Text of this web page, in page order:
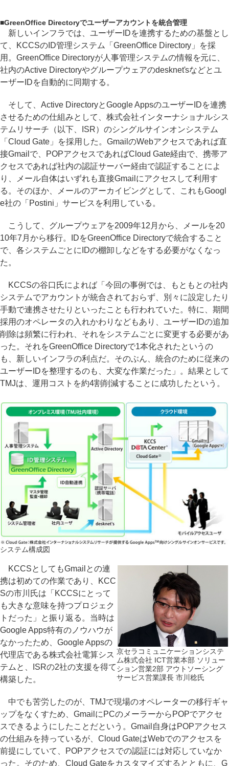
■GreenOffice Directoryでユーザーアカウントを統合管理
新しいインフラでは、ユーザーIDを連携するための基盤とし
て、KCCSのID管理システム「GreenOffice Directory」を採
用。GreenOffice Directoryが人事管理システムの情報を元に、
社内のActive Directoryやグループウェアのdesknet'sなどとユ
ーザーIDを自動的に同期する。
そして、Active DirectoryとGoogle AppsのユーザーIDを連携
させるための仕組みとして、株式会社インターナショナルシス
テムリサーチ（以下、ISR）のシングルサインオンシステム
「Cloud Gate」を採用した。GmailのWebアクセスであれば直
接Gmailで、POPアクセスであればCloud Gate経由で、携帯ア
クセスであれば社内の認証サーバー経由で認証することによ
り、メール自体はいずれも直接Gmailにアクセスして利用す
る。そのほか、メールのアーカイビングとして、これもGoogl
e社の「Postini」サービスを利用している。
こうして、グループウェアを2009年12月から、メールを20
10年7月から移行。IDをGreenOffice Directoryで統合すること
で、各システムごとにIDの棚卸しなどをする必要がなくなっ
た。
KCCSの谷口氏によれば「今回の事例では、もともとの社内
システムでアカウントが統合されておらず、別々に設定したり
手動で連携させたりといったことも行われていた。特に、期間
採用のオペレータの入れかわりなどもあり、ユーザーIDの追加
削除は頻繁に行われ、それをシステムごとに変更する必要があ
った。それをGreenOffice Directoryで1本化されたというの
も、新しいインフラの利点だ。そのぶん、統合のために従来の
ユーザーIDを整理するのも、大変な作業だった」。結果として
TMJは、運用コストを約4割削減することに成功したという。
システム構成図
京セラコミュニケーションシステ
ム株式会社 ICT営業本部 ソリュー
ション営業2部 アウトソーシング
サービス営業課長 市川稔氏
KCCSとしてもGmailとの連
携は初めての作業であり、KCC
Sの市川氏は「KCCSにとって
も大きな意味を持つプロジェク
トだった」と振り返る。当時は
Google Apps特有のノウハウが
なかったため、Google Appsの
代理店である株式会社電算シス
テムと、ISRの2社の支援を得て
構築した。
中でも苦労したのが、TMJで現場のオペレーターの移行ギャ
ップをなくすため、GmailにPCのメーラーからPOPでアクセ
スできるようにしたことだという。Gmail自身はPOPアクセス
の仕組みを持っているが、Cloud GateはWebでのアクセスを
前提にしていて、POPアクセスでの認証には対応していなか
った。そのため、Cloud Gateをカスタマイズするとともに、G